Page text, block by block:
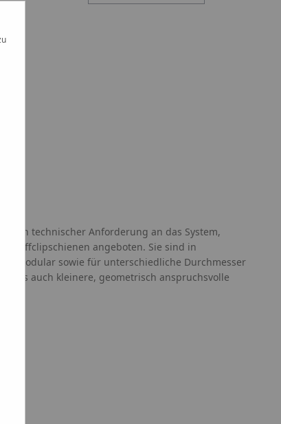
nach technischer Anforderung an das System,
angeboten. Sie sind in
modular sowie für unterschiedliche Durchmesser
als auch kleinere, geometrisch anspruchsvolle